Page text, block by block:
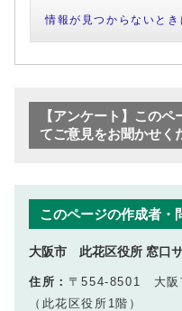
情報が見つからないとき
【アンケート】このペ
てご意見をお聞かせく
このページの作成者・
大阪市 此花区役所 窓口
住所： 〒554-8501 大阪
（此花区役所1階）